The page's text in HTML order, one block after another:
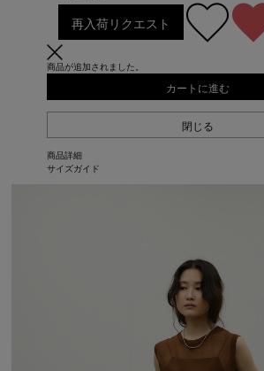
再入荷リクエスト
商品が追加されました。
カートに進む
閉じる
商品詳細
サイズガイド